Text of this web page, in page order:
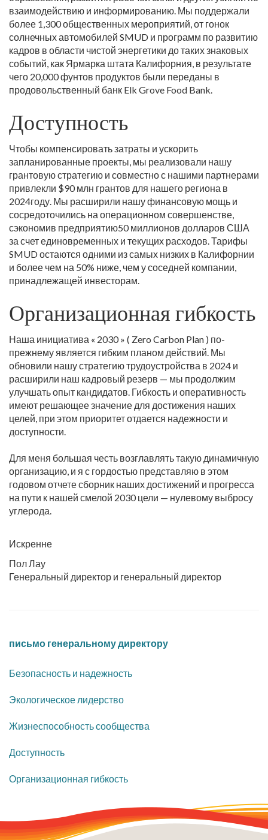
взаимодействию и информированию. Мы поддержали
более 1,300 общественных мероприятий, от гонок
солнечных автомобилей SMUD и программ по развитию
кадров в области чистой энергетики до таких знаковых
событий, как Ярмарка штата Калифорния, в результате
чего 20,000 фунтов продуктов были переданы в
продовольственный банк Elk Grove Food Bank.
Доступность
Чтобы компенсировать затраты и ускорить
запланированные проекты, мы реализовали нашу
грантовую стратегию и совместно с нашими партнерами
привлекли $90 млн грантов для нашего региона в
2024году. Мы расширили нашу финансовую мощь и
сосредоточились на операционном совершенстве,
сэкономив предприятию50 миллионов долларов США
за счет единовременных и текущих расходов. Тарифы
SMUD остаются одними из самых низких в Калифорнии
и более чем на 50% ниже, чем у соседней компании,
принадлежащей инвесторам.
Организационная гибкость
Наша инициатива « 2030 » ( Zero Carbon Plan ) по-
прежнему является гибким планом действий. Мы
обновили нашу стратегию трудоустройства в 2024 и
расширили наш кадровый резерв — мы продолжим
улучшать опыт кандидатов. Гибкость и оперативность
имеют решающее значение для достижения наших
целей, при этом приоритет отдается надежности и
доступности.
Для меня большая честь возглавлять такую динамичную
организацию, и я с гордостью представляю в этом
годовом отчете сборник наших достижений и прогресса
на пути к нашей смелой 2030 цели — нулевому выбросу
углерода.
Искренне
Пол Лау
Генеральный директор и генеральный директор
письмо генеральному директору
Безопасность и надежность
Экологическое лидерство
Жизнеспособность сообщества
Доступность
Организационная гибкость